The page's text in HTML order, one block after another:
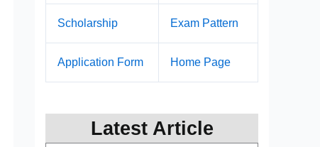
Scholarship Exam Pattern
Application Form Home Page
Latest Article